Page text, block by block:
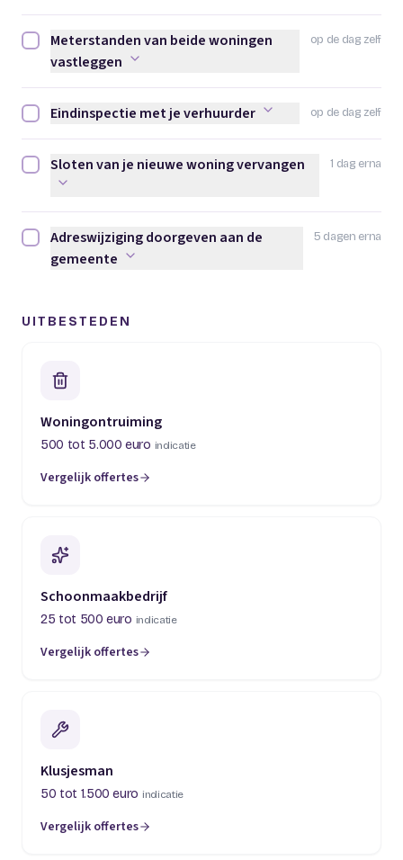
op de dag zelf
Meterstanden van beide woningen vastleggen afvinken
Meterstanden van beide woningen
vastleggen
op de dag zelf
Eindinspectie met je verhuurder afvinken
Eindinspectie met je verhuurder
1 dag erna
Sloten van je nieuwe woning vervangen afvinken
Sloten van je nieuwe woning vervangen
5 dagen erna
Adreswijziging doorgeven aan de gemeente afvinken
Adreswijziging doorgeven aan de
gemeente
UITBESTEDEN
Woningontruiming
500 tot 5.000 euro indicatie
Vergelijk offertes
(opent in een nieuw tabblad)
Schoonmaakbedrijf
25 tot 500 euro indicatie
Vergelijk offertes
(opent in een nieuw tabblad)
Klusjesman
50 tot 1.500 euro indicatie
Vergelijk offertes
(opent in een nieuw tabblad)